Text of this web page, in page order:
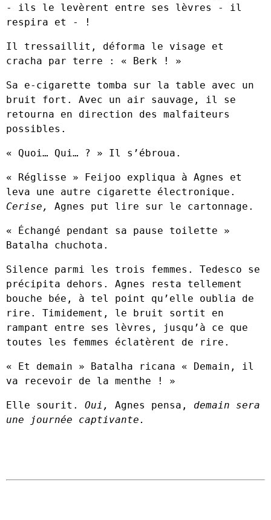
- ils le levèrent entre ses lèvres - il
respira et - !
Il tressaillit, déforma le visage et
cracha par terre : « Berk ! »
Sa e-cigarette tomba sur la table avec un
bruit fort. Avec un air sauvage, il se
retourna en direction des malfaiteurs
possibles.
« Quoi… Qui… ? » Il s’ébroua.
« Réglisse » Feijoo expliqua à Agnes et
leva une autre cigarette électronique.
Cerise,
Agnes put lire sur le cartonnage.
« Échangé pendant sa pause toilette »
Batalha chuchota.
Silence parmi les trois femmes. Tedesco se
précipita dehors. Agnes resta tellement
bouche bée, à tel point qu’elle oublia de
rire. Timidement, le bruit sortit en
rampant entre ses lèvres, jusqu’à ce que
toutes les femmes éclatèrent de rire.
« Et demain » Batalha ricana « Demain, il
va recevoir de la menthe ! »
Elle sourit. Oui, Agnes pensa, demain sera
une journée captivante.